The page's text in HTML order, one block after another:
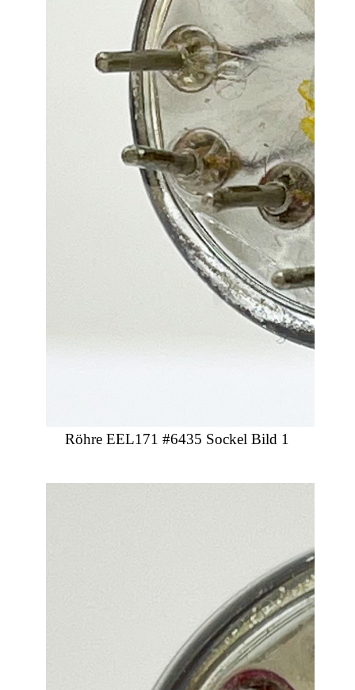
Röhre EEL171 #6435 Sockel Bild 1